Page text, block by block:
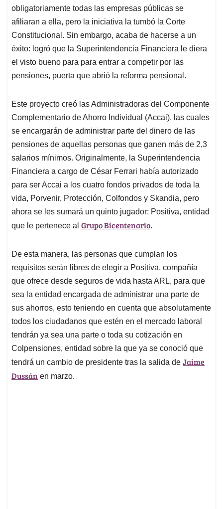
obligatoriamente todas las empresas públicas se
afiliaran a ella, pero la iniciativa la tumbó la Corte
Constitucional. Sin embargo, acaba de hacerse a un
éxito: logró que la Superintendencia Financiera le diera
el visto bueno para para entrar a competir por las
pensiones, puerta que abrió la reforma pensional.
Este proyecto creó las Administradoras del Componente
Complementario de Ahorro Individual (Accai), las cuales
se encargarán de administrar parte del dinero de las
pensiones de aquellas personas que ganen más de 2,3
salarios mínimos. Originalmente, la Superintendencia
Financiera a cargo de César Ferrari había autorizado
para ser Accai a los cuatro fondos privados de toda la
vida, Porvenir, Protección, Colfondos y Skandia, pero
ahora se les sumará un quinto jugador: Positiva, entidad
que le pertenece al Grupo Bicentenario.
De esta manera, las personas que cumplan los
requisitos serán libres de elegir a Positiva, compañía
que ofrece desde seguros de vida hasta ARL, para que
sea la entidad encargada de administrar una parte de
sus ahorros, esto teniendo en cuenta que absolutamente
todos los ciudadanos que estén en el mercado laboral
tendrán ya sea una parte o toda su cotización en
Colpensiones, entidad sobre la que ya se conoció que
tendrá un cambio de presidente tras la salida de Jaime
Dussán en marzo.